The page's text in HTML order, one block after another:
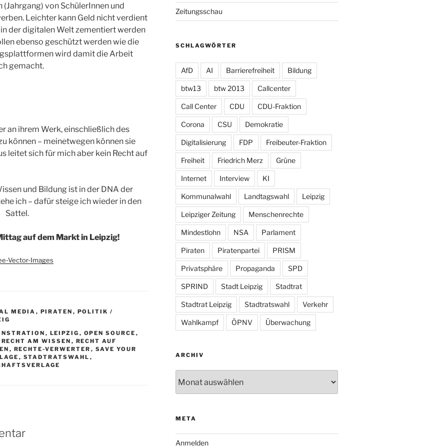
(Jahrgang) von SchülerInnen und
Leichter kann Geld nicht verdient
der digitalen Welt zementiert werden
ebenso geschützt werden wie die
wird damit die Arbeit
gemacht.
an ihrem Werk, einschließlich des
können – meinetwegen können sie
leitet sich für mich aber kein Recht auf
und Bildung ist in der DNA der
ich – dafür steige ich wieder in den
Sattel.
auf dem Markt in Leipzig!
Vector-Images
MEDIA , PIRATEN , POLITIK /
, LEIPZIG , OPEN SOURCE ,
RECHT AM WISSEN , RECHT AUF
, RECHTE-VERWERTER , SAVE YOUR
, STADTRATSWAHL ,
Zeitungsschau
SCHLAGWÖRTER
AfD AI Barrierefreiheit Bildung
btw13 btw 2013 Callcenter
Call Center CDU CDU-Fraktion
Corona CSU Demokratie
Digitalisierung FDP Freibeuter-Fraktion
Freiheit Friedrich Merz Grüne
Internet Interview KI
Kommunalwahl Landtagswahl Leipzig
Leipziger Zeitung Menschenrechte
Mindestlohn NSA Parlament
Piraten Piratenpartei PRISM
Privatsphäre Propaganda SPD
SPRIND Stadt Leipzig Stadtrat
Stadtrat Leipzig Stadtratswahl Verkehr
Wahlkampf ÖPNV Überwachung
ARCHIV
META
Anmelden